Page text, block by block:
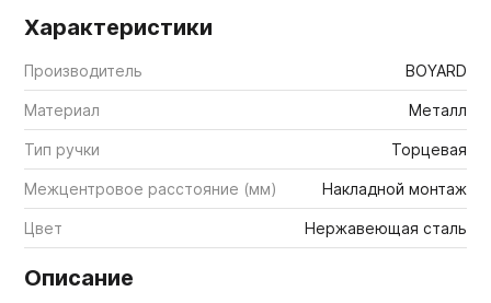
Характеристики
Производитель BOYARD
Материал Металл
Тип ручки Торцевая
Межцентровое расстояние (мм) Накладной монтаж
Цвет Нержавеющая сталь
Описание